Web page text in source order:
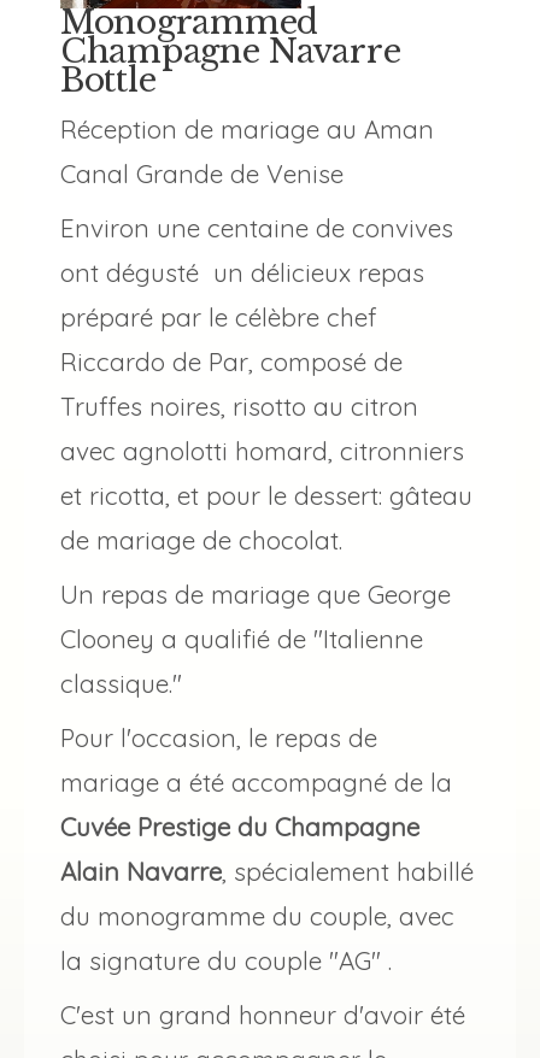
Monogrammed
Champagne Navarre
Bottle
Réception de mariage au Aman
Canal Grande de Venise
Environ une centaine de convives
ont dégusté un délicieux repas
préparé par le célèbre chef
Riccardo de Par, composé de
Truffes noires, risotto au citron
avec agnolotti homard, citronniers
et ricotta, et pour le dessert: gâteau
de mariage de chocolat.
Un repas de mariage que George
Clooney a qualifié de "Italienne
classique."
Pour l'occasion, le repas de
mariage a été accompagné de la
Cuvée Prestige du Champagne
Alain Navarre , spécialement habillé
du monogramme du couple, avec
la signature du couple "AG" .
C'est un grand honneur d'avoir été